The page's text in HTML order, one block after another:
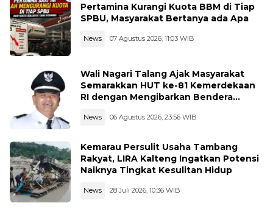
Pertamina Kurangi Kuota BBM di Tiap
SPBU, Masyarakat Bertanya ada Apa
News 07 Agustus 2026, 11:03 WIB
Wali Nagari Talang Ajak Masyarakat
Semarakkan HUT ke-81 Kemerdekaan
RI dengan Mengibarkan Bendera
News 06 Agustus 2026, 23:56 WIB
Kemarau Persulit Usaha Tambang
Rakyat, LIRA Kalteng Ingatkan Potensi
Naiknya Tingkat Kesulitan Hidup
News 28 Juli 2026, 10:36 WIB